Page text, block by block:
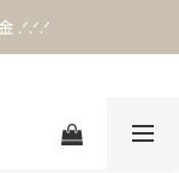
.ᐟ.ᐟ.ᐟ
.ᐟ.ᐟ.ᐟ